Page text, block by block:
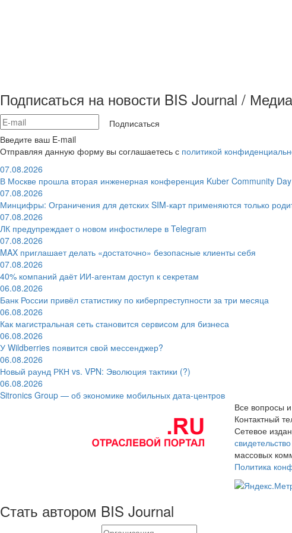
Подписаться на новости BIS Journal /
Подписаться
Введите ваш E-mail
Отправляя данную форму вы соглашаетесь с политикой
07.08.2026
В Москве прошла вторая инженерная конференция Kuber Community Day
07.08.2026
Минцифры: Ограничения для детских SIM-карт применяются только
07.08.2026
ЛК предупреждает о новом инфостилере в Telegram
07.08.2026
MAX приглашает делать «достаточно» безопасные клиенты себя
07.08.2026
40% компаний даёт ИИ‑агентам доступ к секретам
06.08.2026
Банк России привёл статистику по киберпреступности за три месяца
06.08.2026
Как магистральная сеть становится сервисом для бизнеса
06.08.2026
У Wildberries появится свой мессенджер?
06.08.2026
Новый раунд РКН vs. VPN: Эволюция тактики (?)
06.08.2026
Sitronics Group — об экономике мобильных дата-центров
Все вопросы
Контактный
Сетевое
массовых
Политика
Стать автором BIS Journal